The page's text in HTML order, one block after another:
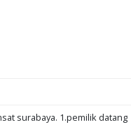
surabaya. 1.pemilik datang